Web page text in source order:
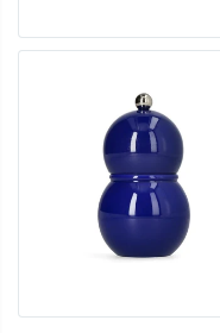
het universele
volledig FSC-
hoogglanslak, met de
perfect resultaat.
Duurzaam keramisch
geactiveerd door met